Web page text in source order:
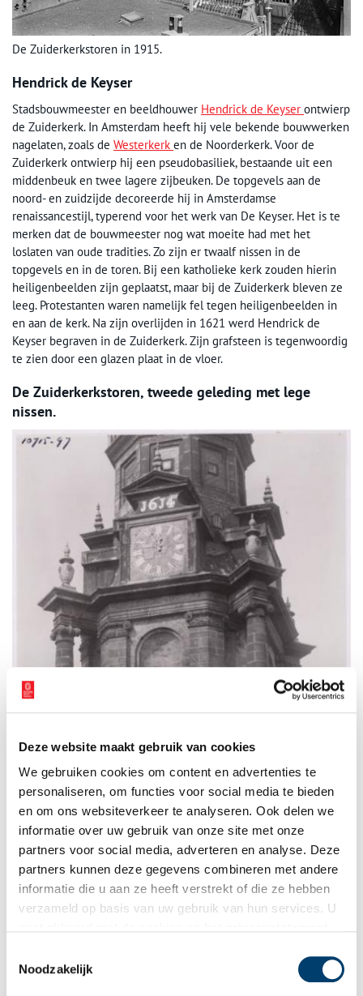
Deze website maakt gebruik van cookies
We gebruiken cookies om content en advertenties te
personaliseren, om functies voor social media te bieden
en om ons websiteverkeer te analyseren. Ook delen we
informatie over uw gebruik van onze site met onze
partners voor social media, adverteren en analyse. Deze
partners kunnen deze gegevens combineren met andere
informatie die u aan ze heeft verstrekt of die ze hebben
verzameld op basis van uw gebruik van hun services. U
Noodzakelijk
De Zuiderkerkstoren in 1915.
Hendrick de Keyser
Stadsbouwmeester en beeldhouwer Hendrick de Keyser ontwierp
de Zuiderkerk. In Amsterdam heeft hij vele bekende bouwwerken
nagelaten, zoals de Westerkerk en de Noorderkerk. Voor de
Zuiderkerk ontwierp hij een pseudobasiliek, bestaande uit een
middenbeuk en twee lagere zijbeuken. De topgevels aan de
noord- en zuidzijde decoreerde hij in Amsterdamse
renaissancestijl, typerend voor het werk van De Keyser. Het is te
merken dat de bouwmeester nog wat moeite had met het
loslaten van oude tradities. Zo zijn er twaalf nissen in de
topgevels en in de toren. Bij een katholieke kerk zouden hierin
heiligenbeelden zijn geplaatst, maar bij de Zuiderkerk bleven ze
leeg. Protestanten waren namelijk fel tegen heiligenbeelden in
en aan de kerk. Na zijn overlijden in 1621 werd Hendrick de
Keyser begraven in de Zuiderkerk. Zijn grafsteen is tegenwoordig
te zien door een glazen plaat in de vloer.
De Zuiderkerkstoren, tweede geleding met lege
nissen.
De Zuiderkerkstoren, tweede geleding met lege nissen.
gebouw kreeg daarna diverse functies. Zo werd de kerk